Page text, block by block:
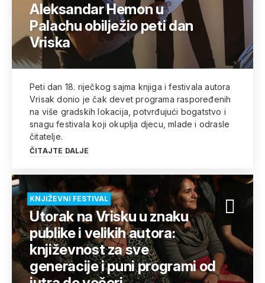
Aleksandar Hemon u
Palachu obilježio peti dan
Vriska
Peti dan 18. riječkog sajma knjiga i festivala autora
Vrisak donio je čak devet programa raspoređenih
na više gradskih lokacija, potvrđujući bogatstvo i
snagu festivala koji okuplja djecu, mlade i odrasle
čitatelje.
ČITAJTE DALJE
KNJIŽEVNI FESTIVAL
Utorak na Vrisku u znaku
publike i velikih autora:
književnost za sve
generacije i puni programi od